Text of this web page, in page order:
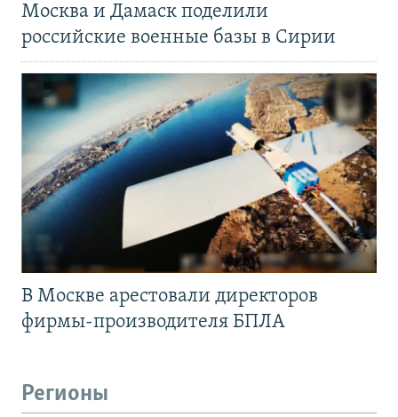
Москва и Дамаск поделили
российские военные базы в Сирии
В Москве арестовали директоров
фирмы-производителя БПЛА
Регионы